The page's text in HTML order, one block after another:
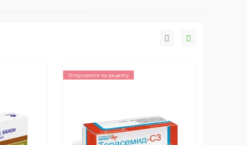
Отпускается по рецепту